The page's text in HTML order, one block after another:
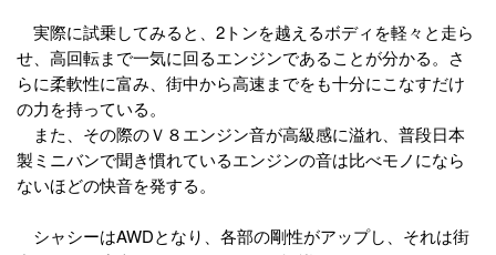
実際に試乗してみると、2トンを越えるボディを軽々と走ら
せ、高回転まで一気に回るエンジンであることが分かる。さ
らに柔軟性に富み、街中から高速までをも十分にこなすだけ
の力を持っている。
また、その際のＶ８エンジン音が高級感に溢れ、普段日本
製ミニバンで聞き慣れているエンジンの音は比べモノになら
ないほどの快音を発する。
シャシーはAWDとなり、各部の剛性がアップし、それは街